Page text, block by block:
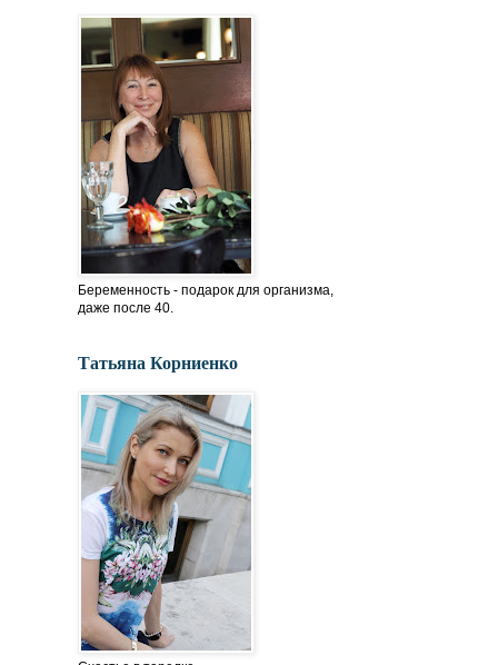
Беременность - подарок для организма,
даже после 40.
Татьяна Корниенко